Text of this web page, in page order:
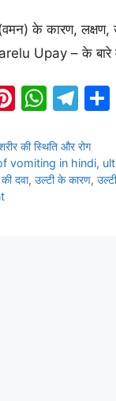
के कारण,
Upay – के बारे
Pi
er
e
W
at
s
T
e
gr
की स्थिति और रोग
vomiting in hindi,
दवा, उल्टी के कारण,